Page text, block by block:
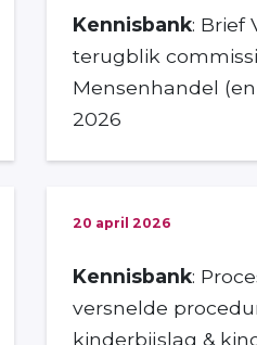
Kennisbank: Brief
terugblik
Mensenhandel
2026
20 april 2026
Kennisbank:
versnelde
kinderbijslag &